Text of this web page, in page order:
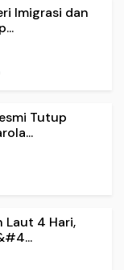
Imigrasi dan
Tutup
Laut 4 Hari,